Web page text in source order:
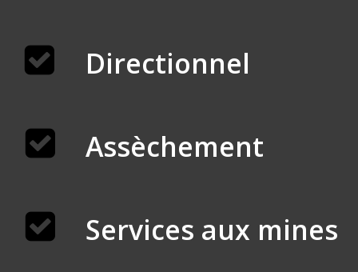
Directionnel
Assèchement
Services aux mines